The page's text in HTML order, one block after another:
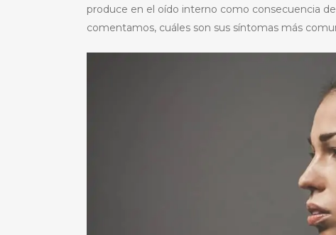
produce en el oído interno como consecuencia
comentamos, cuáles son sus síntomas más